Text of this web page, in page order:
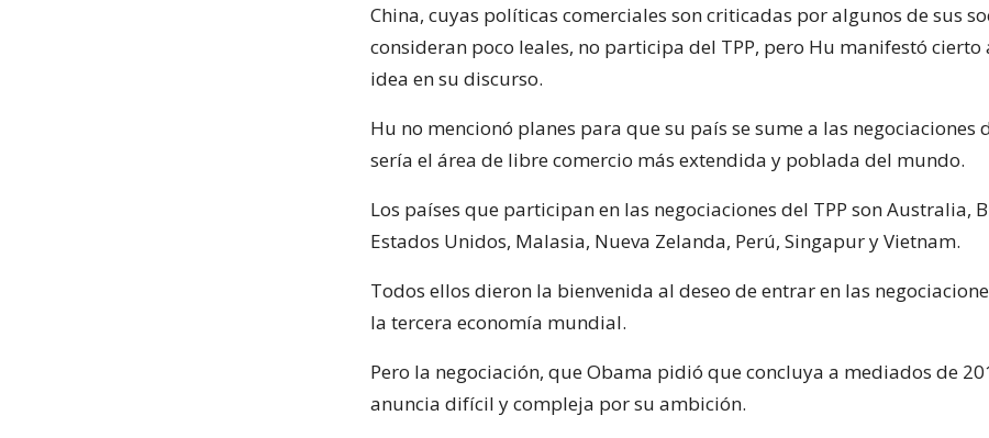
China, cuyas políticas comerciales son criticadas por algunos de sus
consideran poco leales, no participa del TPP, pero Hu manifestó cierto
idea en su discurso.
Hu no mencionó planes para que su país se sume a las negociaciones
sería el área de libre comercio más extendida y poblada del mundo.
Los países que participan en las negociaciones del TPP son Australia,
Estados Unidos, Malasia, Nueva Zelanda, Perú, Singapur y Vietnam.
Todos ellos dieron la bienvenida al deseo de entrar en las
la tercera economía mundial.
Pero la negociación, que Obama pidió que concluya a mediados de
anuncia difícil y compleja por su ambición.